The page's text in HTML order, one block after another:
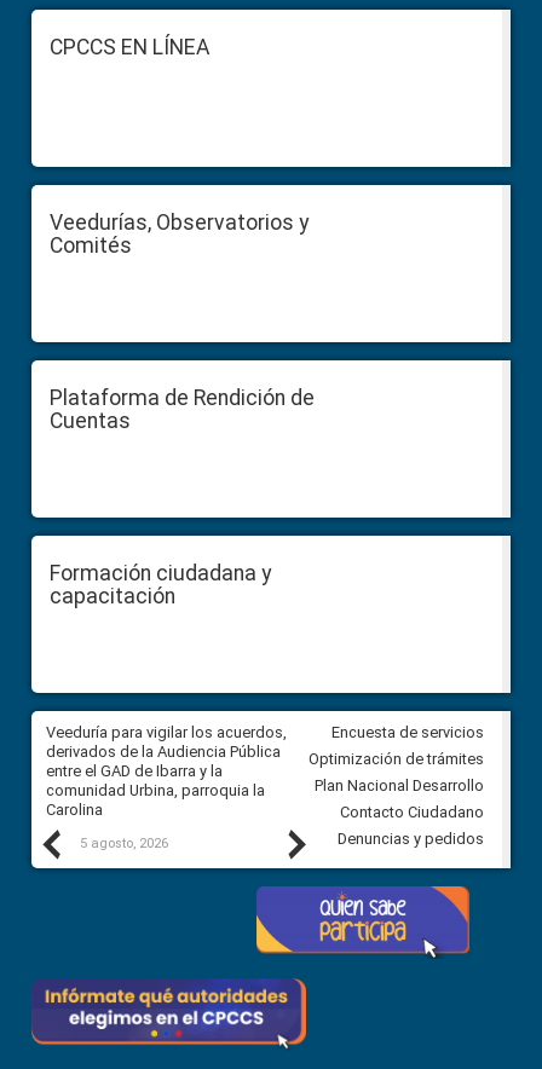
FooterCPCCS EN LÍNEA
Veedurías, Observatorios y
Comités
Plataforma de Rendición de
Cuentas
Formación ciudadana y
capacitación
Previous
Veeduría para vigilar los acuerdos,
derivados de la Audiencia Pública
entre el GAD de Ibarra y la
comunidad Urbina, parroquia la
Carolina
5 agosto, 2026
CPCCS convoca a Veeduría
Ciudadana para vigilar el
5 agosto, 2026
Next
Encuesta de servicios
Optimización de trámites
Plan Nacional Desarrollo
Contacto Ciudadano
Denuncias y pedidos